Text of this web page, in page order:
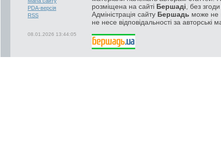
PDA-версія
RSS
08.01.2026 13:44:05
розміщена на сайті Бершаді , без
Адміністрація сайту Бершадь може не
не несе відповідальності за авторські